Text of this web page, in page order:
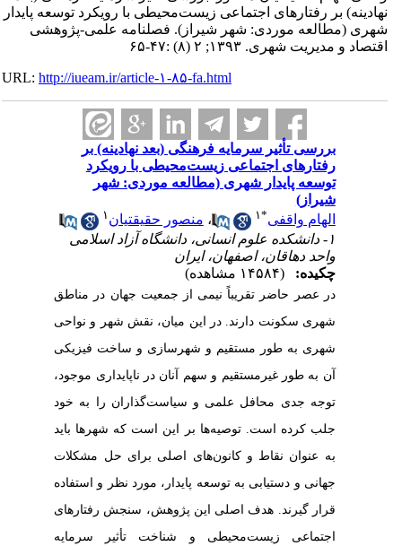
نهادینه) بر رفتارهای اجتماعی زیست‌محیطی با رویکرد توسعه پایدار
شهری (مطالعه موردی: شهر شیراز). فصلنامه علمی-پژوهشی
اقتصاد و مدیریت شهری. ۱۳۹۳; ۲ (۸) :۴۷-۶۵
URL:http://iueam.ir/article-۱-۸۵-fa.html
بررسی تأثیر سرمایه فرهنگی (بعد نهادینه) بر
رفتارهای اجتماعی زیست‌محیطی با رویکرد
توسعه پایدار شهری (مطالعه موردی: شهر
شیراز)
الهام واقفی
۱ ،منصور حقیقتیان ۱
۱- دانشکده علوم انسانی، دانشگاه آزاد اسلامی
واحد دهاقان، اصفهان، ایران
چکیده:
در عصر حاضر تقریباً نیمی از جمعیت جهان در مناطق
شهری سکونت دارند. در این میان، نقش شهر و نواحی
شهری به طور مستقیم و شهرسازی و ساخت فیزیکی
آن به طور غیر‌مستقیم و سهم آنان در ناپایداری موجود،
توجه جدی محافل علمی و سیاست‌گذاران را به خود
جلب کرده است. توصیه‌ها بر این است که شهرها باید
به عنوان نقاط و کانون‌های اصلی برای حل مشکلات
جهانی و دستیابی به توسعه پایدار، مورد نظر و استفاده
قرار گیرند. هدف اصلی این پژوهش، سنجش رفتارهای
اجتماعی زیست‌محیطی و شناخت تأثیر سرمایه